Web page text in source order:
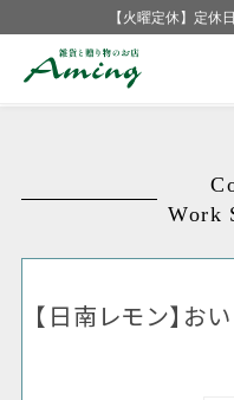
【火曜定休】定休
Work
【日南レモン】お